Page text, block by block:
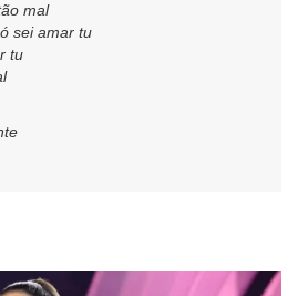
mal
sei amar tu
tu